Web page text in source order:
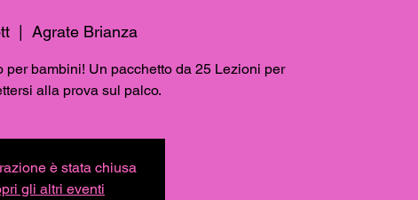
Agrate Brianza
per bambini! Un pacchetto da 25 Lezioni per
alla prova sul palco.
è stata chiusa
gli altri eventi